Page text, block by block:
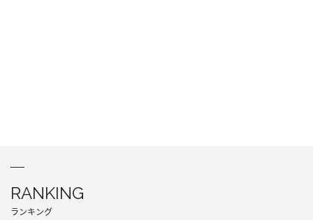
RANKING
ランキング